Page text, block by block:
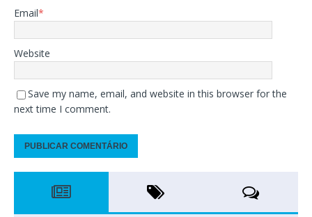
Email*
Website
Save my name, email, and website in this browser for the
next time I comment.